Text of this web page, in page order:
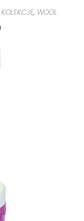
KOLEKCJE, WOOL